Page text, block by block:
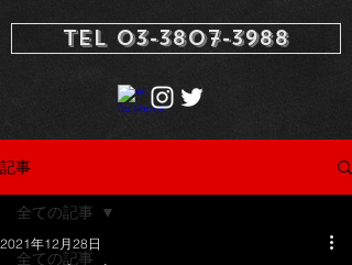
TEL 03-3807-3988
記事
全ての記事
全ての記事
2021年12月28日